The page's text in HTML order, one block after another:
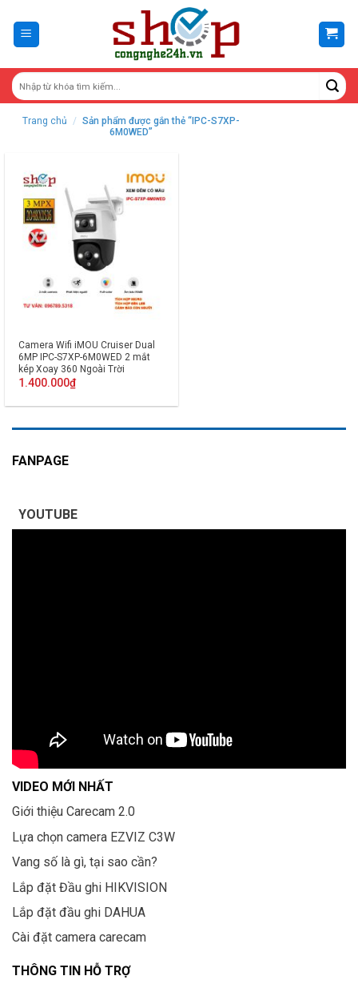
content
Trang chủ / Sản phẩm được gắn thẻ “IPC-S7XP-
6M0WED”
Camera Wifi iMOU Cruiser Dual
6MP IPC-S7XP-6M0WED 2 mắt
kép Xoay 360 Ngoài Trời
1.400.000₫
FANPAGE
YOUTUBE
VIDEO MỚI NHẤT
Giới thiệu Carecam 2.0
Lựa chọn camera EZVIZ C3W
Vang số là gì, tại sao cần?
Lắp đặt Đầu ghi HIKVISION
Lắp đặt đầu ghi DAHUA
Cài đặt camera carecam
THÔNG TIN HỖ TRỢ